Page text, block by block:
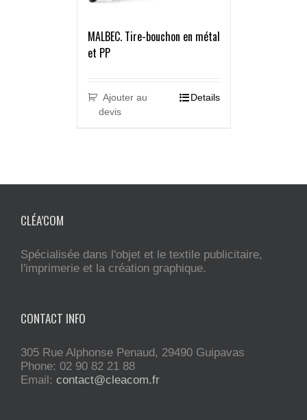
MALBEC. Tire-bouchon en métal
et PP
Ajouter au
devis
Details
CLÉA’COM
Spécialisée dans l'objet et le textile publicitaire,
l'imprimerie et la création graphique.
CONTACT INFO
305 Rue Alphonse Penaud, 29490 Guipavas
Phone: 02 90 82 21 88
Email: contact@cleacom.fr